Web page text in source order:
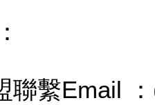
聯繫Email